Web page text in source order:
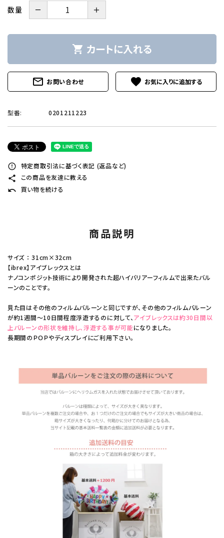
数量 － ＋
shopping_cart カートに入れる
mail_outline お問い合わせ favorite
型番: 0201211223
error_outline 特定商取引法に基づく表記 (返品など)
share この商品を友達に教える
undo 買い物を続ける
商品説明
サイズ ： 31cm×32cm
【ibrex】アイブレックスとは
ナノコンポジット技術により開発された超ハイバリアーフィルムで出来たバル
ーンのことです。
見た目はその他のフィルムバルーンと同じですが、その他のフィルムバルーン
が約1週間～10日間程度浮遊するのに対して、 アイブレックスは約30日間以
上バルーンの形状を維持し、浮遊する事が可能になりました。
長期間のＰＯＰやディスプレイにご利用下さい。